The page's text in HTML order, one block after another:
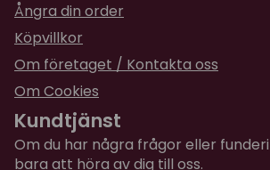
Ångra din order
Köpvillkor
Om företaget / Kontakta oss
Om Cookies
Kundtjänst
Om du har några frågor eller
bara att höra av dig till oss.